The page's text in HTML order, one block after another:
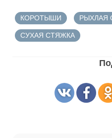
КОРОТЫШИ РЫХЛАЯ
СУХАЯ СТЯЖКА